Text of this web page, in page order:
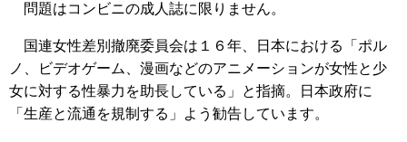
問題はコンビニの成人誌に限りません。
国連女性差別撤廃委員会は１６年、日本における「ポル
ノ、ビデオゲーム、漫画などのアニメーションが女性と少
女に対する性暴力を助長している」と指摘。日本政府に
「生産と流通を規制する」よう勧告しています。